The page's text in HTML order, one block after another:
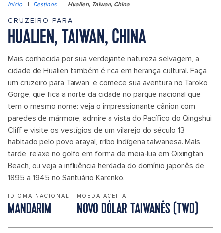
Início | Destinos | Hualien, Taiwan, China
CRUZEIRO PARA
HUALIEN, TAIWAN, CHINA
Mais conhecida por sua verdejante natureza selvagem, a
cidade de Hualien também é rica em herança cultural. Faça
um cruzeiro para Taiwan, e comece sua aventura no Taroko
Gorge, que fica a norte da cidade no parque nacional que
tem o mesmo nome: veja o impressionante cânion com
paredes de mármore, admire a vista do Pacífico do Qingshui
Cliff e visite os vestígios de um vilarejo do século 13
habitado pelo povo atayal, tribo indígena taiwanesa. Mais
tarde, relaxe no golfo em forma de meia-lua em Qixingtan
Beach, ou veja a influência herdada do domínio japonês de
1895 a 1945 no Santuário Karenko.
IDIOMA NACIONAL
MANDARIM
MOEDA ACEITA
NOVO DÓLAR TAIWANÊS (TWD)